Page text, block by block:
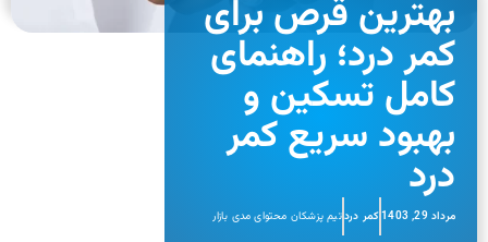
بهترین قرص برای
کمر درد؛ راهنمای
کامل تسکین و
بهبود سریع کمر
درد
مرداد 29, 1403 کمر دردتیم پزشکان محتوای مدی بازار